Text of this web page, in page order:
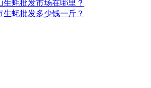
生蚝批发市场在哪里？
生蚝批发多少钱一斤？